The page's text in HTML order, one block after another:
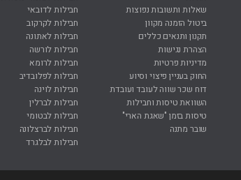
שאלות ותשובות נפוצות
ביטול הזמנה מקוון
תקנון ותנאים כללים
הצהרת נגישות
מדיניות פרטיות
החוק בעניין פיצוי וסיוע
דוח שכר שווה לעובד ועובדת
השוואת טיסות וחבילות
טיסות בזמן "שאגת הארי"
שובר מתנה
חבילות לדובאי
חבילות לקרקוב
חבילות לאתונה
חבילות לורשה
חבילות לרומא
חבילות לפלובדיב
חבילות לוינה
חבילות לברלין
חבילות לבטומי
חבילות לברצלונה
חבילות לבלגרד